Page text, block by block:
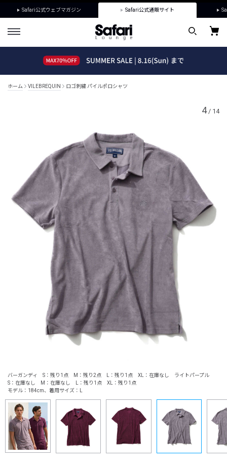
Safari公式ウェブマガジン Safari公式通販サイト
ホーム VILEBREQUIN ロゴ刺繍 パイルポロシャツ
バーガンディ S：残り1点 M：残り2点 L：残り1点 XL：在庫なし ライトパープル
S：在庫なし M：在庫なし L：残り1点 XL：残り1点
モデル：184cm、着用サイズ：L
4/ 14